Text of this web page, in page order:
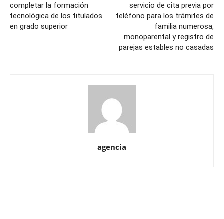
completar la formación
tecnológica de los titulados
en grado superior
servicio de cita previa por
teléfono para los trámites de
familia numerosa,
monoparental y registro de
parejas estables no casadas
agencia